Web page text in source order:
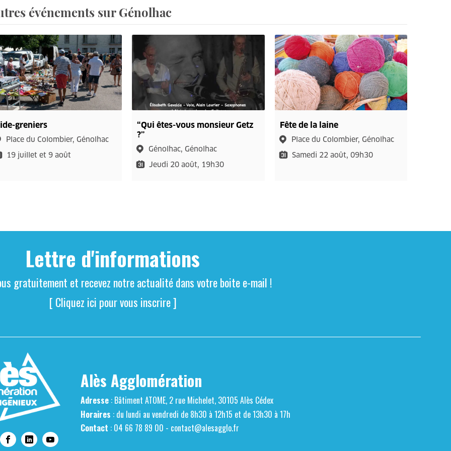
événements sur Génolhac
greniers
Place du Colombier, Génolhac
19 juillet et 9 août
“Qui êtes-vous monsieur Getz
?”
Génolhac, Génolhac
Jeudi 20 août, 19h30
Fête de la laine
Place du Colombier, Génolhac
Samedi 22 août, 09h30
Lettre d'informations
gratuitement et recevez notre actualité dans votre boite e-mail !
[ Cliquez ici pour vous inscrire ]
Alès Agglomération
Adresse: Bâtiment ATOME, 2 rue Michelet, 30105 Alès Cédex
Horaires : du lundi au vendredi de 8h30 à 12h15 et de 13h30 à 17h
Contact : 04 66 78 89 00 - contact@alesagglo.fr